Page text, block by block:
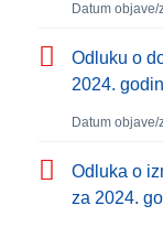
Datum
Odluku o
2024.
Datum
Odluka o
za 2024.